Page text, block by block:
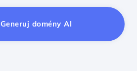
Generuj domény AI